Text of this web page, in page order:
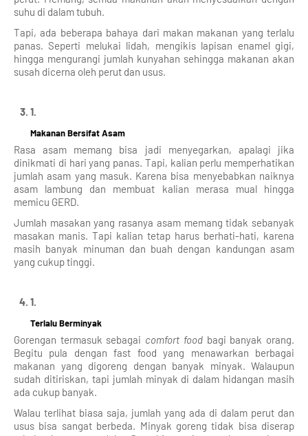
suhu di dalam tubuh.
Tapi, ada beberapa bahaya dari makan makanan yang terlalu
panas. Seperti melukai lidah, mengikis lapisan enamel gigi,
hingga mengurangi jumlah kunyahan sehingga makanan akan
susah dicerna oleh perut dan usus.
Makanan Bersifat Asam
Rasa asam memang bisa jadi menyegarkan, apalagi jika
dinikmati di hari yang panas. Tapi, kalian perlu memperhatikan
jumlah asam yang masuk. Karena bisa menyebabkan naiknya
asam lambung dan membuat kalian merasa mual hingga
memicu GERD.
Jumlah masakan yang rasanya asam memang tidak sebanyak
masakan manis. Tapi kalian tetap harus berhati-hati, karena
masih banyak minuman dan buah dengan kandungan asam
yang cukup tinggi.
Terlalu Berminyak
Gorengan termasuk sebagai comfort food bagi banyak orang.
Begitu pula dengan fast food yang menawarkan berbagai
makanan yang digoreng dengan banyak minyak. Walaupun
sudah ditiriskan, tapi jumlah minyak di dalam hidangan masih
ada cukup banyak.
Walau terlihat biasa saja, jumlah yang ada di dalam perut dan
usus bisa sangat berbeda. Minyak goreng tidak bisa diserap